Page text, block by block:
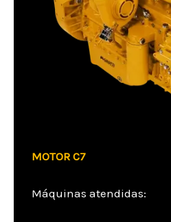
MOTOR C7
Máquinas atendidas: